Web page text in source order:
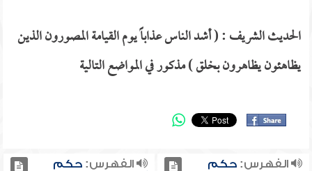
الحديث الشريف : ( أشد الناس عذاباً يوم القيامة المصورون الذين
يظاهئون يظاهرون بخلق ) مذكور في المواضع التالية
الفهرس:حكم
الفهرس:حكم